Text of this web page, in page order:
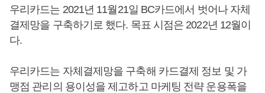
우리카드는 2021년 11월21일 BC카드에서 벗어나 자체
결제망을 구축하기로 했다. 목표 시점은 2022년 12월이
다.
우리카드는 자체결제망을 구축해 카드결제 정보 및 가
맹점 관리의 용이성을 제고하고 마케팅 전략 운용폭을